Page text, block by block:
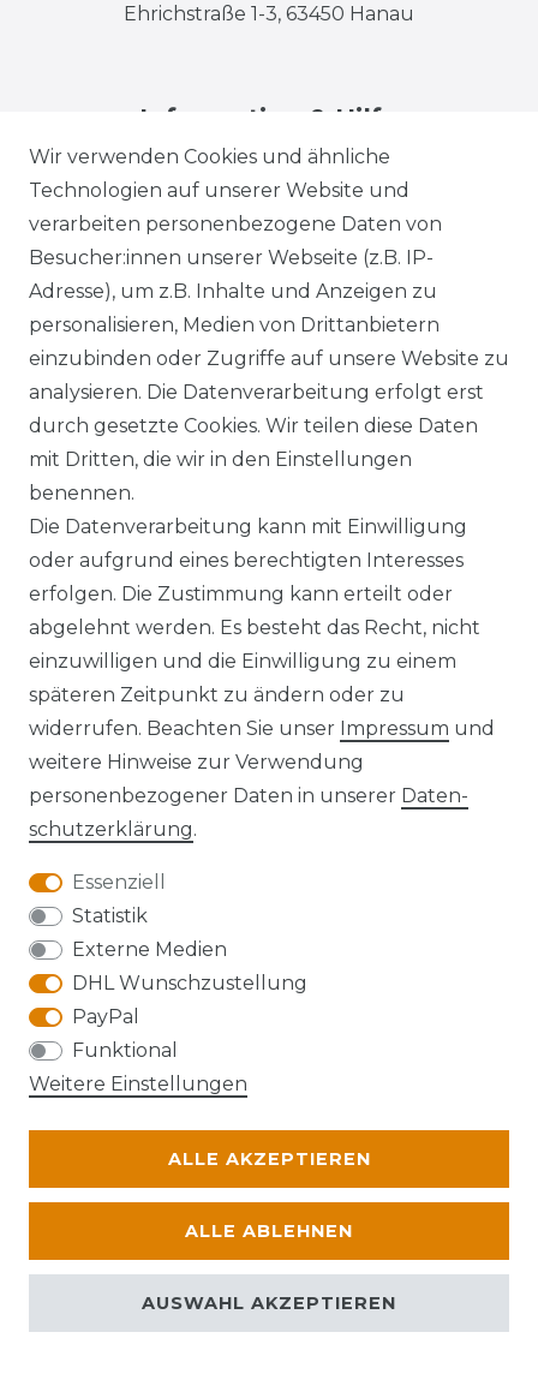
Wir verwenden Cookies und ähnliche
Technologien auf unserer Website und
verarbeiten personenbezogene Daten von
Besucher:innen unserer Webseite (z.B. IP-
Adresse), um z.B. Inhalte und Anzeigen zu
personalisieren, Medien von Drittanbietern
einzubinden oder Zugriffe auf unsere Website zu
analysieren. Die Datenverarbeitung erfolgt erst
durch gesetzte Cookies. Wir teilen diese Daten
mit Dritten, die wir in den Einstellungen
benennen.
Die Datenverarbeitung kann mit Einwilligung
oder aufgrund eines berechtigten Interesses
erfolgen. Die Zustimmung kann erteilt oder
abgelehnt werden. Es besteht das Recht, nicht
einzuwilligen und die Einwilligung zu einem
späteren Zeitpunkt zu ändern oder zu
widerrufen. Beachten Sie unser Impressum und
weitere Hinweise zur Verwendung
personenbezogener Daten in unserer Daten­
schutz­erklärung.
Essenziell
Statistik
Externe Medien
DHL Wunschzustellung
PayPal
Funktional
Weitere Einstellungen
ALLE AKZEPTIEREN
ALLE ABLEHNEN
AUSWAHL AKZEPTIEREN
Ehrichstraße 1-3, 63450 Hanau
Information & Hilfe
Impressum Daten­schutz­erklärung
AGB Barrierefreiheitserklärung
Widerrufs­recht
VERTRAG WIDERRUFEN Kontakt
Die Karte kann aufgrund ihrer
Datenschutzeinstellungen nicht angezeigt
werden. Bitte akzeptieren Sie die Verwendung
von Google Maps, um die Karte zu verwenden.
© Abraxas 2026 | Alle Rechte vorbehalten.